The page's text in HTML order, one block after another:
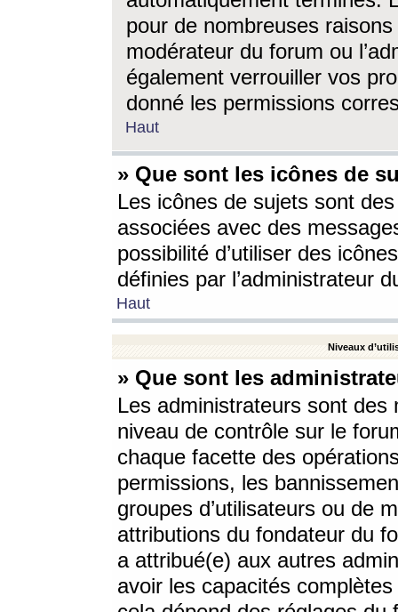
pour de nombreuses
modérateur du forum ou
également verrouiller vos
donné les permissions
Haut
» Que sont les icônes de
Les icônes de sujets sont
associées avec des
possibilité d’utiliser des
définies par l’administrateur
Haut
Niveaux
» Que sont les
Les administrateurs sont
niveau de contrôle sur le
chaque facette des
permissions, les
groupes d’utilisateurs ou de
attributions du fondateur du
a attribué(e) aux autres
avoir les capacités